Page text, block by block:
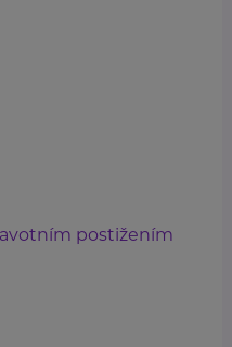
postižením